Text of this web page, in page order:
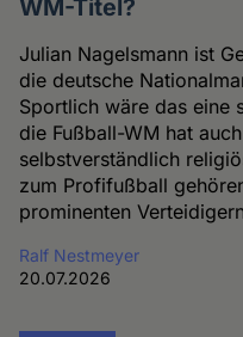
WM-Titel?
Julian Nagelsmann ist
die deutsche
Sportlich wäre das eine
die Fußball-WM hat
selbstverständlich
zum Profifußball
prominenten
Ralf Nestmeyer
20.07.2026